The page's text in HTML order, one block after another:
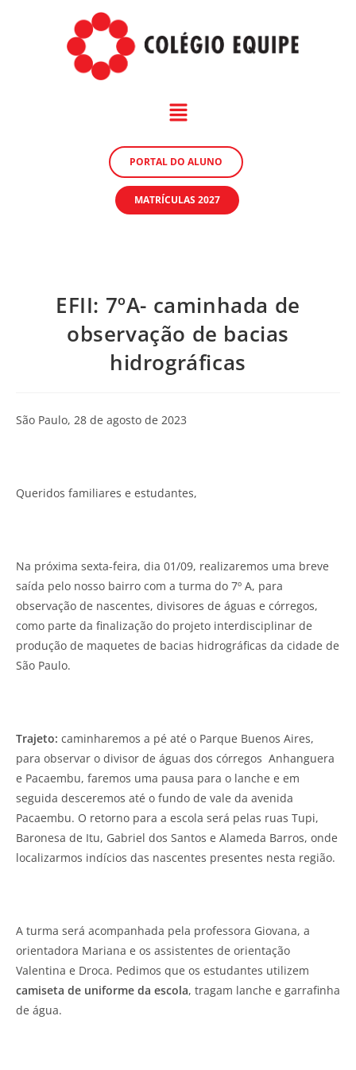
PORTAL DO ALUNO
MATRÍCULAS 2027
EFII: 7ºA- caminhada de
observação de bacias
hidrográficas
São Paulo, 28 de agosto de 2023
Queridos familiares e estudantes,
Na próxima sexta-feira, dia 01/09, realizaremos uma breve
saída pelo nosso bairro com a turma do 7º A, para
observação de nascentes, divisores de águas e córregos,
como parte da finalização do projeto interdisciplinar de
produção de maquetes de bacias hidrográficas da cidade de
São Paulo.
Trajeto: caminharemos a pé até o Parque Buenos Aires,
para observar o divisor de águas dos córregos Anhanguera
e Pacaembu, faremos uma pausa para o lanche e em
seguida desceremos até o fundo de vale da avenida
Pacaembu. O retorno para a escola será pelas ruas Tupi,
Baronesa de Itu, Gabriel dos Santos e Alameda Barros, onde
localizarmos indícios das nascentes presentes nesta região.
A turma será acompanhada pela professora Giovana, a
orientadora Mariana e os assistentes de orientação
Valentina e Droca. Pedimos que os estudantes utilizem
camiseta de uniforme da escola, tragam lanche e garrafinha
de água.